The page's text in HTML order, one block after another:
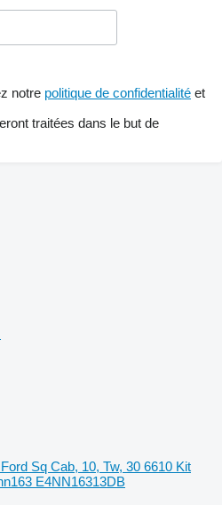
notre politique de confidentialité et
traitées dans le but de
Ford Sq Cab, 10, Tw, 30 6610 Kit
E4NN16313DB